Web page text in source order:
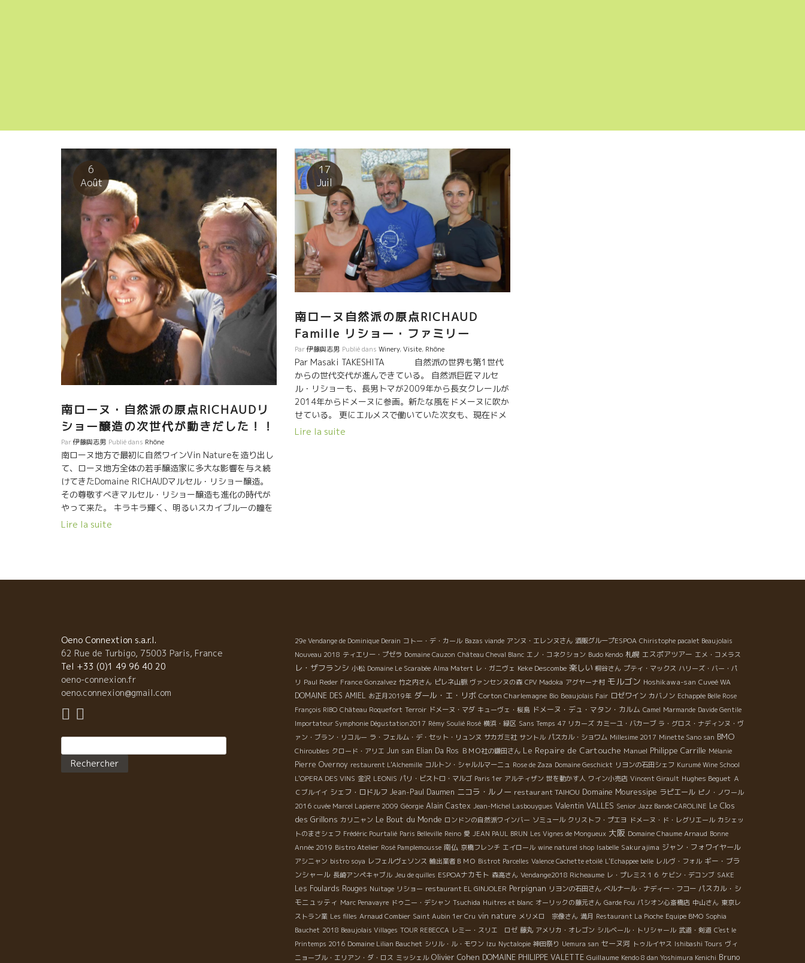
6
Août
南ローヌ・自然派の原点RICHAUDリ
ショー醸造の次世代が動きだした！！
Par伊藤與志男 Publié dans Rhône
南ローヌ地方で最初に自然ワインVin Natureを造り出し
て、ローヌ地方全体の若手醸造家に多大な影響を与え続
けてきたDomaine RICHAUDマルセル・リショー醸造。
その尊敬すべきマルセル・リショー醸造も進化の時代が
やって来た。 キラキラ輝く、明るいスカイブルーの瞳を
持つClaire RICHAUDクレール・リショーが動きだした。
濃縮感あふれるグルナッシュ・ノワールの美味しいスタ
イルは特別なもの。 多くのリショ・ファンが世界中で待
っている美味しさだ。 クレールはお父さんの濃縮感の素
晴らしさを残しながらも、更に“飲みやすさを”表現でき
ないか、と数々の試作を重ねて新スタールを研究してき
の濃縮感の素晴らしさ”、その上に、“飲みやすさ”を追求
５％ アルコール度数の低いクノワーズ品種を３４％選
択。 軽やかさを狙う為、砂質のテロワールを選択、 ５
Lire la suite
17
Juil
南ローヌ自然派の原点RICHAUD
Famille リショー・ファミリー
Par伊藤與志男 Publié dans Winery,Visite, Rhône
Par Masaki TAKESHITA 自然派の世界も第1世代
からの世代交代が進んできている。 自然派巨匠マルセ
ル・リショーも、長男トマが2009年から長女クレールが
2014年からドメーヌに参画。新たな風をドメーヌに吹か
せている。 更にエルメスで働いていた次女も、現在ドメ
ーヌに数ヶ月戻ってきて、引っ切り無しに来る世界各国
Lire la suite
Oeno Connextion s.a.r.l.
62 Rue de Turbigo, 75003 Paris, France
Tel +33 (0)1 49 96 40 20
oeno-connexion.fr
oeno.connexion@gmail.com
29e Vendange de Dominique Derain コトー・デ・カール Bazas viande アンヌ・エレンヌさん 酒販グループESPOA Chiristophe pacalet Beaujolais
Nouveau 2018 ティエリー・プゼラ Domaine Cauzon Château Cheval Blanc エノ・コネクション Budo Kendo 札幌 エスポアツアー エメ・コメラス
レ・ザフランシ 小松 Domaine Le Scarabée Alma Matert レ・ガニヴェ Keke Descombe 楽しい 桐谷さん プティ・マックス ハリーズ・バー・パ
リ Paul Reder France Gonzalvez 竹之内さん ピレネ山脈 ヴァンセンヌの森 CPV Madoka アグヤーナ村 モルゴン Hoshikawa-san Cuveé WA
DOMAINE DES AMIEL お正月2019年 ダール・エ・リボ Corton Charlemagne Bio Beaujolais Fair ロゼワイン カバノン Echappée Belle Rose
François RIBO Château Roquefort Terroir ドメーヌ・マダ キューヴェ・桜島 ドメーヌ・デュ・マタン・カルム Camel Marmande Davide Gentile
Importateur Symphonie Dégustation2017 Rémy Soulié Rosé 横浜・緑区 Sans Temps 47 リカーズ カミーユ・バカーブ ラ・グロス・ナディンヌ・ヴ
ァン・ブラン・リコルー ラ・フェルム・デ・セット・リュンヌ サカガミ社 サントル パスカル・ショワム Millesime 2017 Minette Sano san BMO
Chiroubles クロード・アリエ Jun san Elian Da Ros ＢＭＯ社の鎌田さん Le Repaire de Cartouche Manuel Philippe Carrille Mélanie
Pierre Overnoy restaurent L'Alchemille コルトン・シャルルマーニュ Rose de Zaza Domaine Geschickt リヨンの石田シェフ Kurumé Wine School
L'OPERA DES VINS 金沢 LEONIS パリ・ビストロ・マルゴ Paris 1er アルティザン 世を動かす人 ワイン小売店 Vincent Girault Hughes Beguet Ａ
Ｃブルイイ シェフ・ロドルフ Jean-Paul Daumen ニコラ・ルノー restaurant TAIHOU Domaine Mouressipe ラピエール ピノ・ノワール
2016 cuvée Marcel Lapierre 2009 Géorgie Alain Castex Jean-Michel Lasbouygues Valentin VALLES Senior Jazz Bande CAROLINE Le Clos
des Grillons カリニャン Le Bout du Monde ロンドンの自然派ワインバー ソミュール クリストフ・プエヨ ドメーヌ・ド・レグリエール カシェッ
トのまさシェフ Frédéric Pourtalié Paris Belleville Reino 愛 JEAN PAUL BRUN Les Vignes de Mongueux 大阪 Domaine Chaume Arnaud Bonne
Année 2019 Bistro Atelier Rosé Pamplemousse 南仏 京橋フレンチ エイロール wine naturel shop Isabelle Sakurajima ジャン・フォワイヤール
アシニャン bistro soya レフェルヴェソンス 輸出業者ＢＭＯ Bistrot Parcelles Valence Cachette etoilé L'Echappee belle レルヴ・フォル ギー・ブラ
ンシャール 長崎アンペキャブル Jeu de quilles ESPOAナカモト 森高さん Vendange2018 Richeaume レ・プレミス１６ ケビン・デコンブ SAKE
Les Foulards Rouges Nuitage リショー restaurant EL GINJOLER Perpignan リヨンの石田さん ベルナール・ナディー・フコー パスカル・シ
モニュッティ Marc Penavayre ドゥニー・デシャン Tsuchida Huitres et blanc オーリックの藤元さん Garde Fou パシオン心斎橋店 中山さん 東京レ
ストラン業 Les filles Arnaud Combier Saint Aubin 1er Cru vin nature メリメロ 宗像さん 満月 Restaurant La Pioche Equipe BMO Sophia
Bauchet 2018 Beaujolais Villages TOUR REBECCA レミー・スリエ ロゼ 藤丸 アメリカ・オレゴン シルベール・トリシャール 武道・剣道 C'est le
Printemps 2016 Domaine Lilian Bauchet シリル・ル・モワン Izu Nyctalopie 神田祭り Uemura san セーヌ河 トゥルイヤス Ishibashi Tours ヴィ
ニョーブル・エリアン・ダ・ロス ミッシェル Olivier Cohen DOMAINE PHILIPPE VALETTE Guillaume Kendo 8 dan Yoshimura Kenichi Bruno